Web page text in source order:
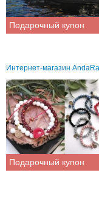
Подарочный купон
Интернет-магазин
Подарочный купон